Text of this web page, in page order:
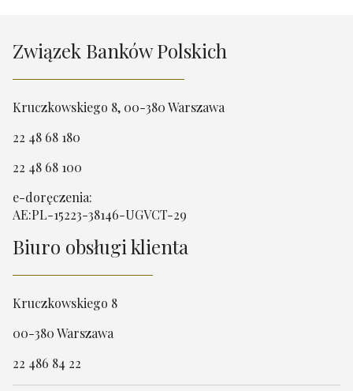
Związek Banków Polskich
Kruczkowskiego 8, 00-380 Warszawa
22 48 68 180
22 48 68 100
e-doręczenia:
AE:PL-15223-38146-UGVCT-29
Biuro obsługi klienta
Kruczkowskiego 8
00-380 Warszawa
22 486 84 22